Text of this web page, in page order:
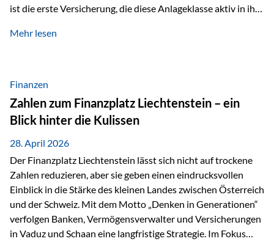
ist die erste Versicherung, die diese Anlageklasse aktiv in ihre
Vorreiter. Warum auf das Thema Produktivität setzen? Die
Wirtschaftswachstum, verändern die Spielregeln für
Investoren. Produktivität adressiert genau diese
Herausforderungen, da wirtschaftliches Wachstum
langfristig durch Produktivitätssteigerung entsteht, also
durch die Fähigkeit von Unternehmen, mehr…
Mehr lesen
Finanzen
Zahlen zum Finanzplatz Liechtenstein – ein
Blick hinter die Kulissen
28. April 2026
Der Finanzplatz Liechtenstein lässt sich nicht auf trockene
Zahlen reduzieren, aber sie geben einen eindrucksvollen
Einblick in die Stärke des kleinen Landes zwischen Österreich
und der Schweiz. Mit dem Motto „Denken in Generationen“
verfolgen Banken, Vermögensverwalter und Versicherungen
in Vaduz und Schaan eine langfristige Strategie. Im Fokus